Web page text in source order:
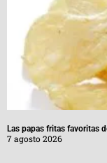
Las papas fritas favoritas
7 agosto 2026